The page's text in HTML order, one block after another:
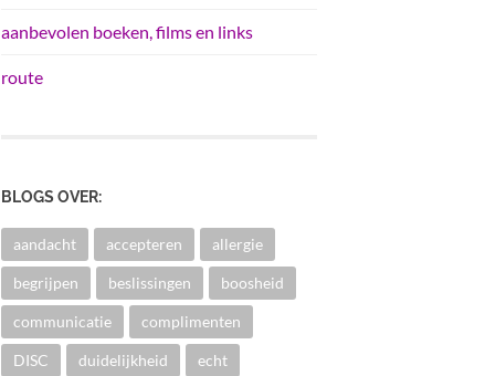
aanbevolen boeken, films en links
route
BLOGS OVER:
aandacht accepteren allergie
begrijpen beslissingen boosheid
communicatie complimenten
DISC duidelijkheid echt